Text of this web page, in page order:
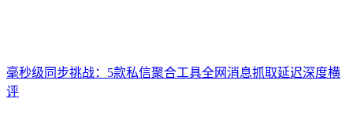
毫秒级同步挑战：5款私信聚合工具全网消息抓取延迟深度横
评